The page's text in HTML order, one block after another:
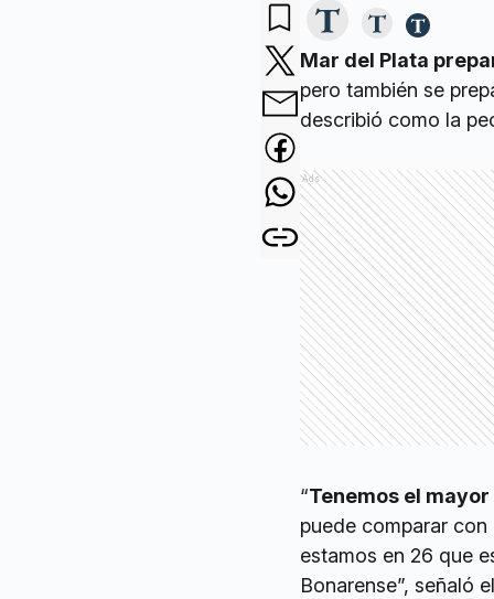
Mar del Plata
pero también se
describió como la
Ads
“Tenemos el
puede comparar
estamos en 26 que
Bonarense”, señaló